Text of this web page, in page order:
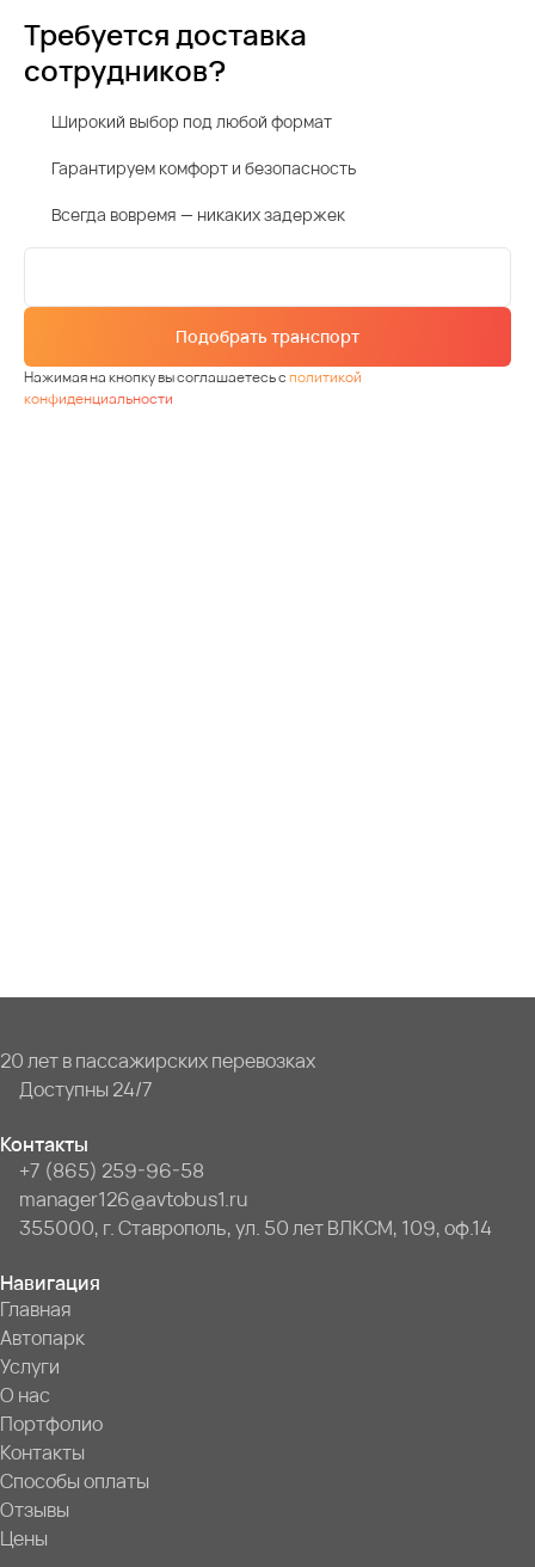
Требуется доставка
сотрудников?
Широкий выбор под любой формат
Гарантируем комфорт и безопасность
Всегда вовремя — никаких задержек
Подобрать транспорт
Нажимая на кнопку вы соглашаетесь сполитикой
конфиденциальности
20 лет в пассажирских перевозках
Доступны 24/7
Контакты
+7 (865) 259-96-58
manager126@avtobus1.ru
355000, г. Ставрополь, ул. 50 лет ВЛКСМ, 109, оф.14
Навигация
Главная
Автопарк
Услуги
О нас
Портфолио
Контакты
Способы оплаты
Отзывы
Цены